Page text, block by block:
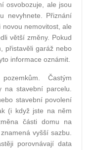
osvobozuje, ale jsou
nevyhnete. Přiznání
nemovitost, ale
větší změny. Pokud
přistavěli garáž nebo
informace oznámit.
Častým
stavební parcelu.
stavební povolení
(i když jste na něm
části domu na
vyšší sazbu.
porovnávají data